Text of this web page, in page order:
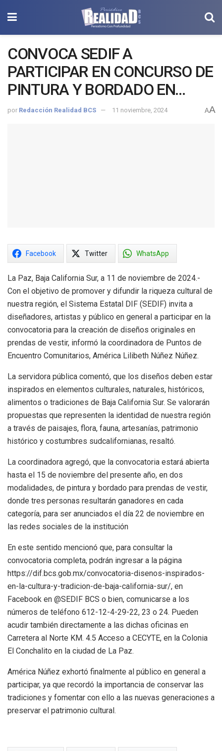
CONVOCA SEDIF A
PARTICIPAR EN CONCURSO DE
PINTURA Y BORDADO EN
PRENDAS DE VESTIR
por Redacción Realidad BCS 11 noviembre, 2024 AA
Facebook Twitter WhatsApp
La Paz, Baja California Sur, a 11 de noviembre de 2024.-
Con el objetivo de promover y difundir la riqueza cultural de
nuestra región, el Sistema Estatal DIF (SEDIF) invita a
diseñadores, artistas y público en general a participar en la
convocatoria para la creación de diseños originales en
prendas de vestir, informó la coordinadora de Puntos de
Encuentro Comunitarios, América Lilibeth Núñez Núñez.
La servidora pública comentó, que los diseños deben estar
inspirados en elementos culturales, naturales, históricos,
alimentos o tradiciones de Baja California Sur. Se valorarán
propuestas que representen la identidad de nuestra región
a través de paisajes, flora, fauna, artesanías, patrimonio
histórico y costumbres sudcalifornianas, resaltó.
La coordinadora agregó, que la convocatoria estará abierta
hasta el 15 de noviembre del presente año, en dos
modalidades, de pintura y bordado para prendas de vestir,
donde tres personas resultarán ganadores en cada
categoría, para ser anunciados el día 22 de noviembre en
las redes sociales de la institución
En este sentido mencionó que, para consultar la
convocatoria completa, podrán ingresar a la página
https://dif.bcs.gob.mx/convocatoria-disenos-inspirados-
en-la-cultura-y-tradicion-de-baja-california-sur/, en
Facebook en @SEDIF BCS o bien, comunicarse a los
números de teléfono 612-12-4-29-22, 23 o 24. Pueden
acudir también directamente a las dichas oficinas en
Carretera al Norte KM. 4.5 Acceso a CECYTE, en la Colonia
El Conchalito en la ciudad de La Paz.
América Núñez exhortó finalmente al público en general a
participar, ya que recordó la importancia de conservar las
tradiciones y fomentar con ello a las nuevas generaciones a
preservar el patrimonio cultural.